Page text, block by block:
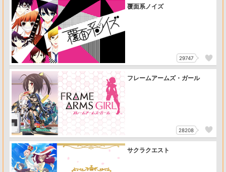
覆面系ノイズ
29747
フレームアームズ・ガール
28208
サクラクエスト